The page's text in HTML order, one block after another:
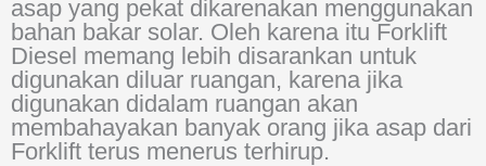
asap yang pekat dikarenakan menggunakan
bahan bakar solar. Oleh karena itu Forklift
Diesel memang lebih disarankan untuk
digunakan diluar ruangan, karena jika
digunakan didalam ruangan akan
membahayakan banyak orang jika asap dari
Forklift terus menerus terhirup.